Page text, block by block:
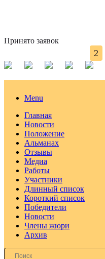
Принято заявок
2
Menu
Главная
Новости
Положение
Альманах
Отзывы
Медиа
Работы
Участники
Длинный список
Короткий список
Победители
Новости
Члены жюри
Архив